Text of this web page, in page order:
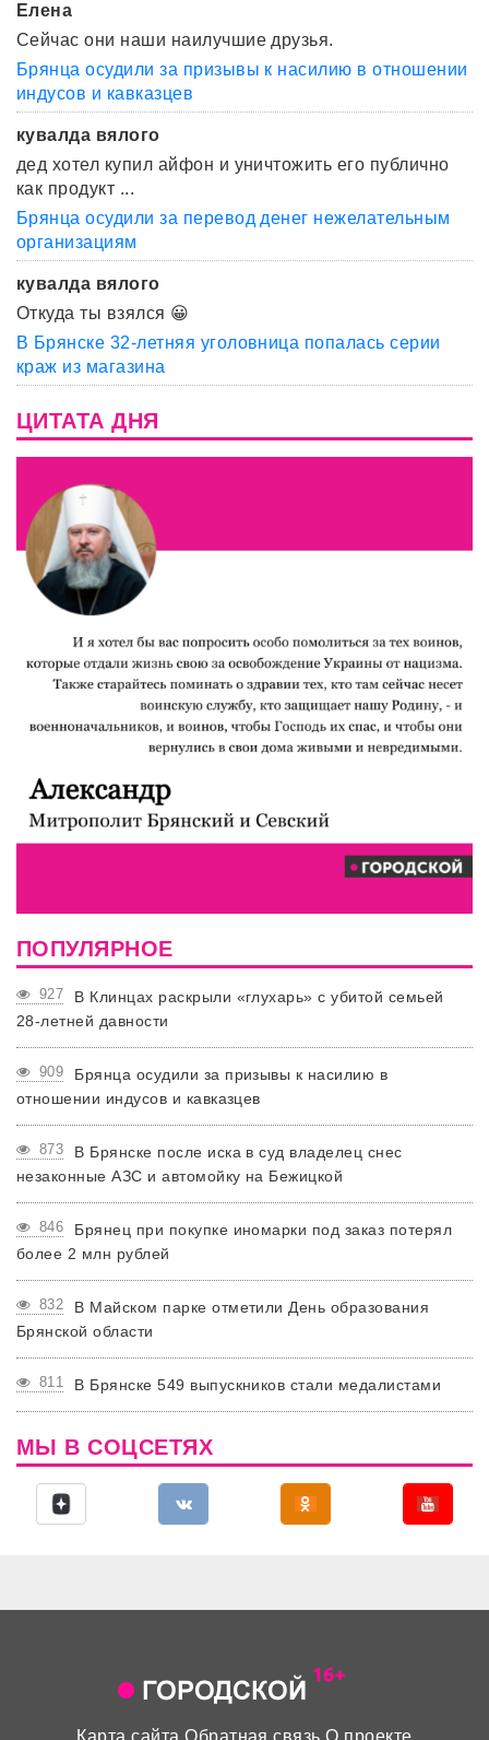
Елена
Сейчас они наши наилучшие друзья.
Брянца осудили за призывы к насилию в отношении
индусов и кавказцев
кувалда вялого
дед хотел купил айфон и уничтожить его публично
как продукт ...
Брянца осудили за перевод денег нежелательным
организациям
кувалда вялого
Откуда ты взялся 😀
В Брянске 32-летняя уголовница попалась серии
краж из магазина
ЦИТАТА ДНЯ
ПОПУЛЯРНОЕ
927
В Клинцах раскрыли «глухарь» с убитой семьей
28-летней давности
909
Брянца осудили за призывы к насилию в
отношении индусов и кавказцев
873
В Брянске после иска в суд владелец снес
незаконные АЗС и автомойку на Бежицкой
846
Брянец при покупке иномарки под заказ потерял
более 2 млн рублей
832
В Майском парке отметили День образования
Брянской области
811 В Брянске 549 выпускников стали медалистами
МЫ В СОЦСЕТЯХ